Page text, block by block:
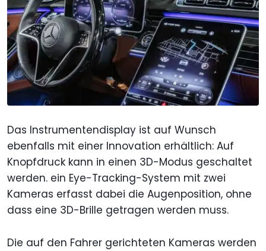
Das Instrumentendisplay ist auf Wunsch
ebenfalls mit einer Innovation erhältlich: Auf
Knopfdruck kann in einen 3D-Modus geschaltet
werden. ein Eye-Tracking-System mit zwei
Kameras erfasst dabei die Augenposition, ohne
dass eine 3D-Brille getragen werden muss.
Die auf den Fahrer gerichteten Kameras werden